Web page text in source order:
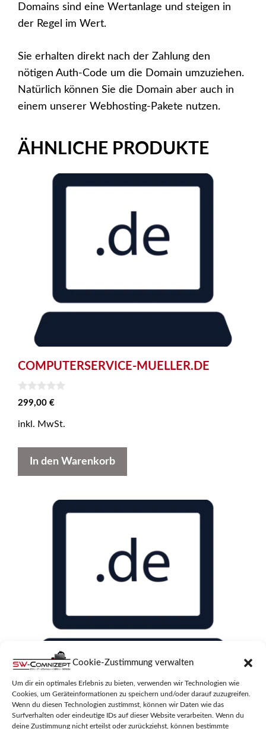
Cookie-Zustimmung verwalten
Um dir ein optimales Erlebnis zu bieten, verwenden wir Technologien wie
Cookies, um Geräteinformationen zu speichern und/oder darauf zuzugreifen.
Wenn du diesen Technologien zustimmst, können wir Daten wie das
Surfverhalten oder eindeutige IDs auf dieser Website verarbeiten. Wenn du
deine Zustimmung nicht erteilst oder zurückziehst, können bestimmte
Domains sind eine Wertanlage und steigen in
der Regel im Wert.
Sie erhalten direkt nach der Zahlung den
nötigen Auth-Code um die Domain umzuziehen.
Natürlich können Sie die Domain aber auch in
einem unserer Webhosting-Pakete nutzen.
ÄHNLICHE PRODUKTE
COMPUTERSERVICE-MUELLER.DE
0
v
n
299,00 €
inkl. MwSt.
In den Warenkorb
ANHAENGER-VERKAUF.DE
0